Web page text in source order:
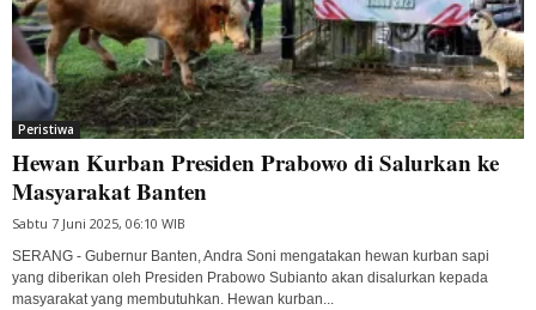
Peristiwa
Hewan Kurban Presiden Prabowo di Salurkan ke
Masyarakat Banten
Sabtu 7 Juni 2025, 06:10 WIB
SERANG - Gubernur Banten, Andra Soni mengatakan hewan kurban sapi
yang diberikan oleh Presiden Prabowo Subianto akan disalurkan kepada
masyarakat yang membutuhkan. Hewan kurban...